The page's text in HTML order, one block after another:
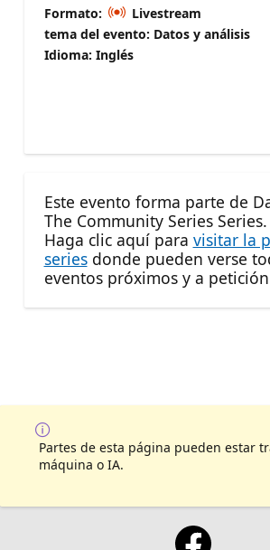
Formato:
Livestream
tema del evento: Datos y análisis
Idioma: Inglés
Este evento forma parte de
The Community Series Series.
Haga clic aquí para visitar la
seriesdonde pueden verse
eventos próximos y a
Partes de esta página pueden estar
máquina o IA.